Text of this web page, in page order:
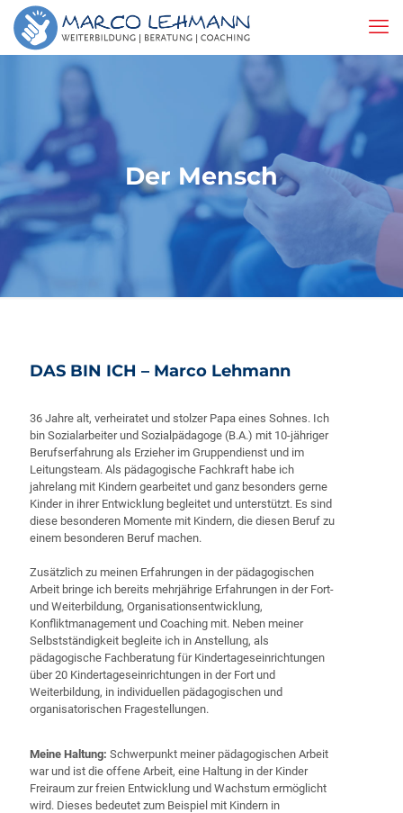
Der Mensch
DAS BIN ICH – Marco Lehmann
36 Jahre alt, verheiratet und stolzer Papa eines Sohnes. Ich
bin Sozialarbeiter und Sozialpädagoge (B.A.) mit 10-jähriger
Berufserfahrung als Erzieher im Gruppendienst und im
Leitungsteam. Als pädagogische Fachkraft habe ich
jahrelang mit Kindern gearbeitet und ganz besonders gerne
Kinder in ihrer Entwicklung begleitet und unterstützt. Es sind
diese besonderen Momente mit Kindern, die diesen Beruf zu
einem besonderen Beruf machen.
Zusätzlich zu meinen Erfahrungen in der pädagogischen
Arbeit bringe ich bereits mehrjährige Erfahrungen in der Fort-
und Weiterbildung, Organisationsentwicklung,
Konfliktmanagement und Coaching mit. Neben meiner
Selbstständigkeit begleite ich in Anstellung, als
pädagogische Fachberatung für Kindertageseinrichtungen
über 20 Kindertageseinrichtungen in der Fort und
Weiterbildung, in individuellen pädagogischen und
organisatorischen Fragestellungen.
Meine Haltung: Schwerpunkt meiner pädagogischen Arbeit
war und ist die offene Arbeit, eine Haltung in der Kinder
Freiraum zur freien Entwicklung und Wachstum ermöglicht
wird. Dieses bedeutet zum Beispiel mit Kindern in